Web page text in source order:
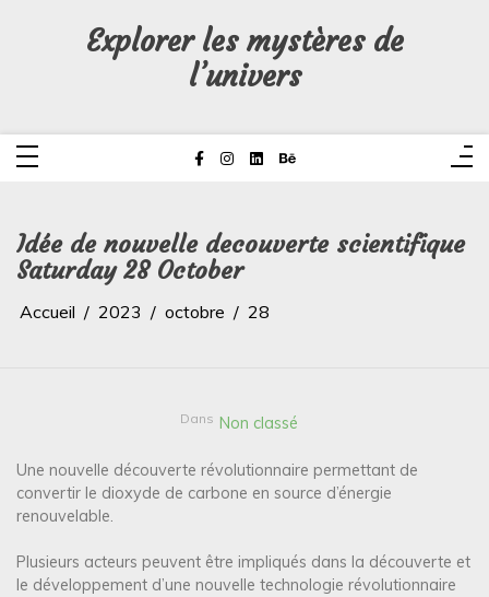
Explorer les mystères de
l’univers
Idée de nouvelle decouverte scientifique
Saturday 28 October
Accueil 2023 octobre 28
Dans Non classé
Une nouvelle découverte révolutionnaire permettant de
convertir le dioxyde de carbone en source d’énergie
renouvelable.
Plusieurs acteurs peuvent être impliqués dans la découverte et
le développement d’une nouvelle technologie révolutionnaire